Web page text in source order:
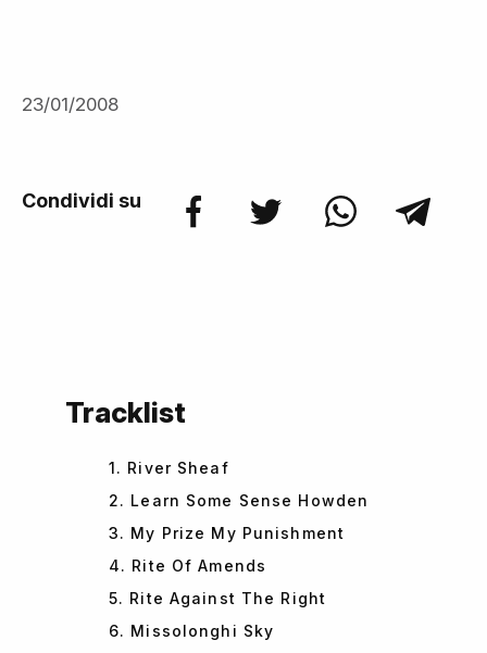
23/01/2008
Condividi su
Tracklist
1. River Sheaf
2. Learn Some Sense Howden
3. My Prize My Punishment
4. Rite Of Amends
5. Rite Against The Right
6. Missolonghi Sky